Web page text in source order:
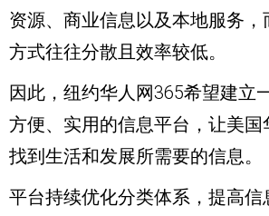
资源、商业信息以及本地服务，
方式往往分散且效率较低。
因此，纽约华人网365希望建立
方便、实用的信息平台，让美国
找到生活和发展所需要的信息。
平台持续优化分类体系，提高信